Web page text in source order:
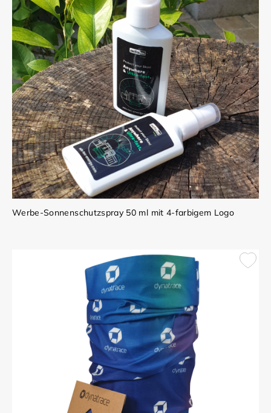
Werbe-Sonnenschutzspray 50 ml mit 4-farbigem Logo